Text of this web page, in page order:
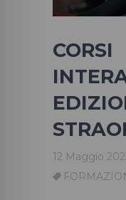
CORSI
12 Maggio